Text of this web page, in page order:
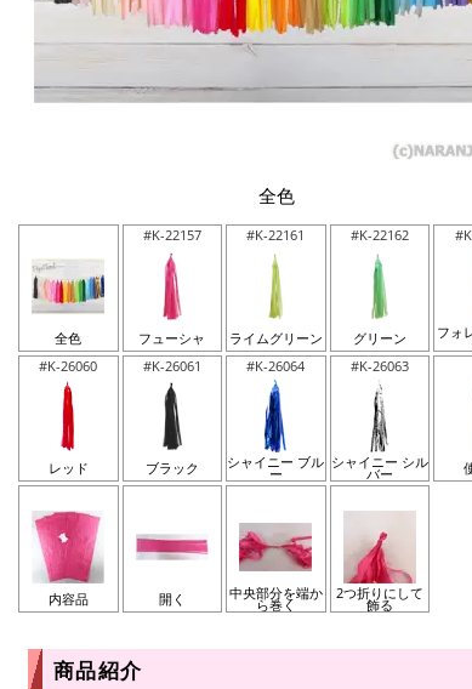
全色
全色
#K-22157
フューシャ
#K-22161
ライムグリーン
#K-22162
グリーン フォ
#K-26060
レッド
#K-26061
ブラック
#K-26064
シャイニー ブル
ー
#K-26063
シャイニー シル
バー
内容品 開く 中央部分を端か
ら巻く
2つ折りにして
飾る
商品紹介